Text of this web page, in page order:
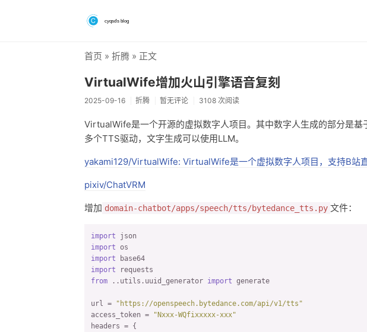
首页 » 折腾 » 正文
VirtualWife增加火山引擎语音复刻
2025-09-16 折腾 暂无评论 3108 次阅读
VirtualWife是一个开源的虚拟数字人项目。其中数字人生成的部分是
多个TTS驱动，文字生成可以使用LLM。
yakami129/VirtualWife: VirtualWife是一个虚拟数字人项目，支持B站
pixiv/ChatVRM
增加 domain-chatbot/apps/speech/tts/bytedance_tts.py 文件：
import
import
import
import
from ..utils.uuid_generator import generate
url =
"https://openspeech.bytedance.com/api/v1/tts"
access_token =
"Nxxx-WQfixxxxx-xxx"
headers = {